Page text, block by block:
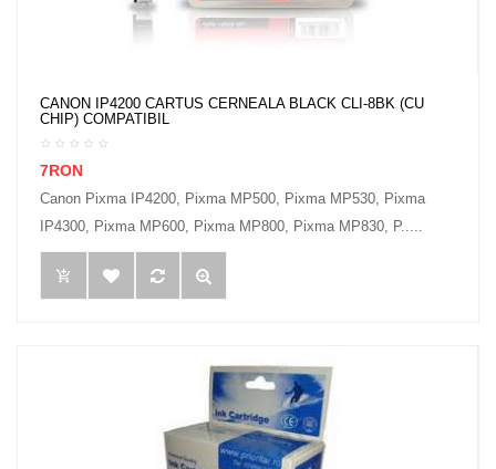
CANON IP4200 CARTUS CERNEALA BLACK CLI-8BK (CU
CHIP) COMPATIBIL
7RON
Canon Pixma IP4200, Pixma MP500, Pixma MP530, Pixma
IP4300, Pixma MP600, Pixma MP800, Pixma MP830, P.....